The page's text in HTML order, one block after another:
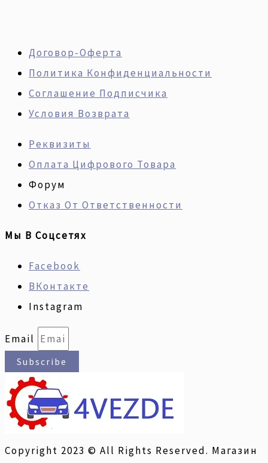
Договор-Оферта
Политика Конфиденциальности
Соглашение Подписчика
Условия Возврата
Реквизиты
Оплата Цифрового Товара
Форум
Отказ От Ответственности
Мы В Соцсетях
Facebook
ВКонтакте
Instagram
Email
Subscribe
Copyright 2023 © All Rights Reserved. Магазин